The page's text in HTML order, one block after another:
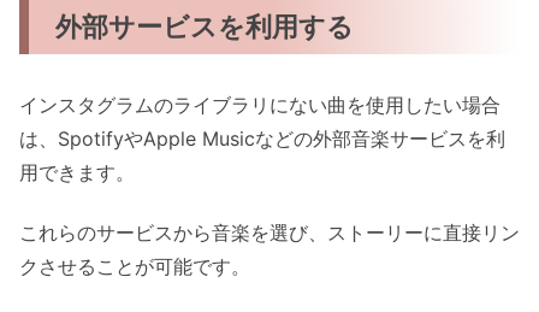
外部サービスを利用する
インスタグラムのライブラリにない曲を使用したい場合
は、SpotifyやApple Musicなどの外部音楽サービスを利
用できます。
これらのサービスから音楽を選び、ストーリーに直接リン
クさせることが可能です。